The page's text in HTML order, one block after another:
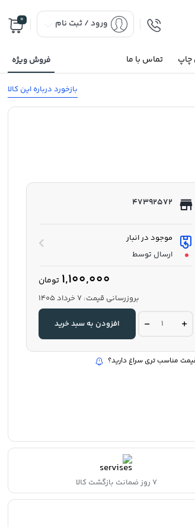
ورود / ثبت نام 0
چاپ تماس با ما فروش ویژه
بازخورد درباره این کالا
47392572
موجود در انبار
ارسال توسط
1,100,000 تومان
بروزرسانی قیمت: 7 خرداد 1405
سرعت
گیر
لاستیکی5*50*60
quantity
افزودن به سبد خرید
مناسب تری سراغ دارید؟
۷ روز ضمانت بازگشت کالا